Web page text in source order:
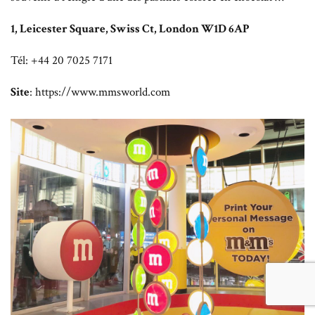
1, Leicester Square, Swiss Ct, London W1D 6AP
Tél: +44 20 7025 7171
Site: https://www.mmsworld.com